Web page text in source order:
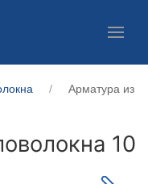
Арматура из
10